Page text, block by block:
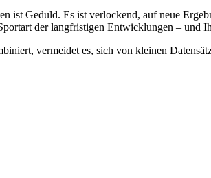
ist Geduld. Es ist verlockend, auf neue
der langfristigen Entwicklungen – und
vermeidet es, sich von kleinen